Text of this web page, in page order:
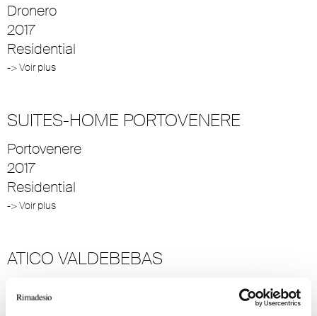
Dronero
2017
Residential
-> Voir plus
SUITES-HOME PORTOVENERE
Portovenere
2017
Residential
-> Voir plus
ATICO VALDEBEBAS
2018